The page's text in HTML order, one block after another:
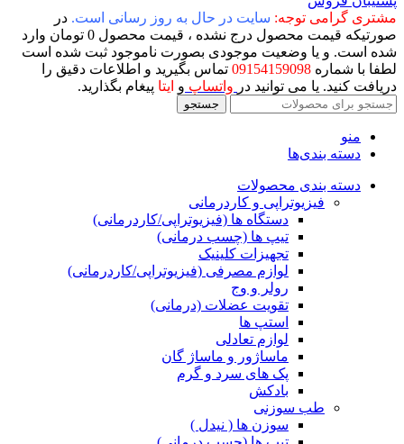
مشتری گرامی توجه: سایت در حال به روز رسانی است. در
صورتیکه قیمت محصول درج نشده ، قیمت محصول 0 تومان وارد
شده است. و یا وضعیت موجودی بصورت ناموجود ثبت شده است
لطفا با شماره 09154159098 تماس بگیرید و اطلاعات دقیق را
دریافت کنید. یا می توانید در واتساپ و ایتا پیغام بگذارید.
جستجو
منو
دسته بندی‌ها
دسته بندی محصولات
فیزیوتراپی و کاردرمانی
دستگاه ها (فیزیوتراپی/کاردرمانی)
تیپ ها (چسب درمانی)
تجهیزات کلینیک
لوازم مصرفی (فیزیوتراپی/کاردرمانی)
رولر و وج
تقویت عضلات (درمانی)
استپ ها
لوازم تعادلی
ماساژور و ماساژ گان
پک های سرد و گرم
بادکش
طب سوزنی
سوزن ها ( نیدل )